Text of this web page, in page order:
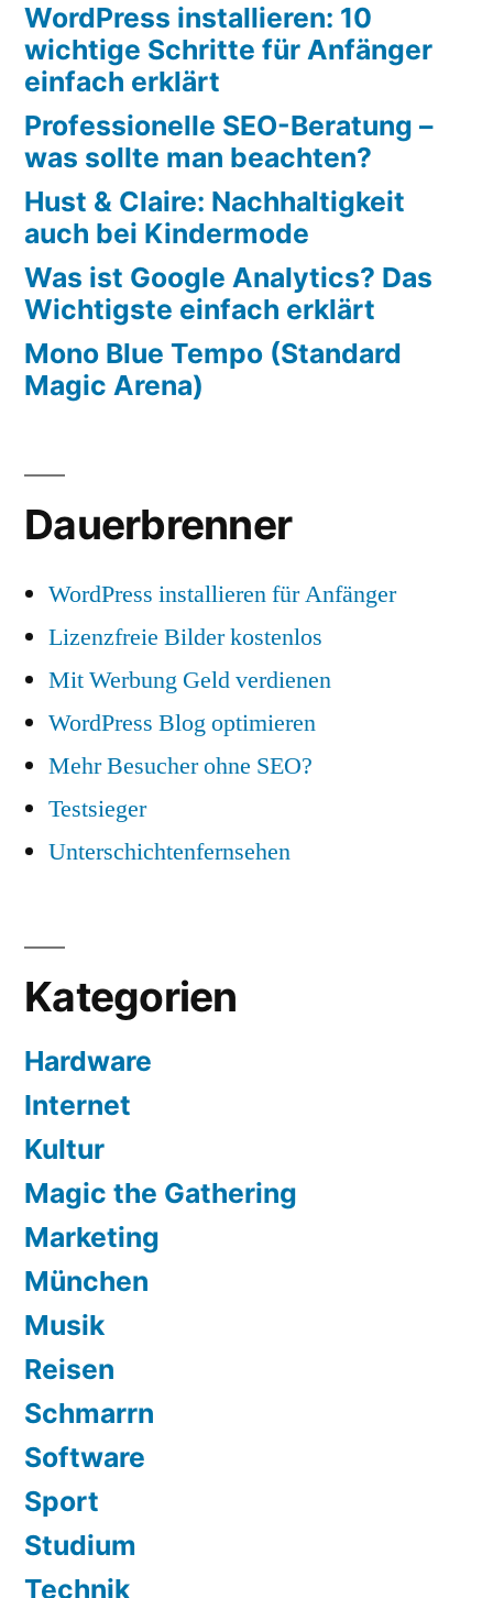
WordPress installieren: 10
wichtige Schritte für Anfänger
einfach erklärt
Professionelle SEO-Beratung –
was sollte man beachten?
Hust & Claire: Nachhaltigkeit
auch bei Kindermode
Was ist Google Analytics? Das
Wichtigste einfach erklärt
Mono Blue Tempo (Standard
Magic Arena)
Dauerbrenner
WordPress installieren für Anfänger
Lizenzfreie Bilder kostenlos
Mit Werbung Geld verdienen
WordPress Blog optimieren
Mehr Besucher ohne SEO?
Testsieger
Unterschichtenfernsehen
Kategorien
Hardware
Internet
Kultur
Magic the Gathering
Marketing
München
Musik
Reisen
Schmarrn
Software
Sport
Studium
Technik